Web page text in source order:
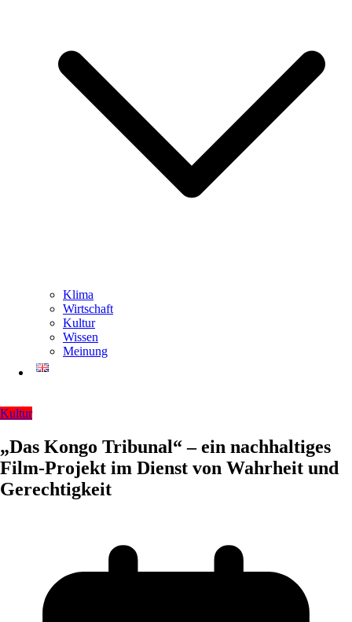
Klima
Wirtschaft
Kultur
Wissen
Meinung
Kultur
„Das Kongo Tribunal“ – ein nachhaltiges
Film-Projekt im Dienst von Wahrheit und
Gerechtigkeit